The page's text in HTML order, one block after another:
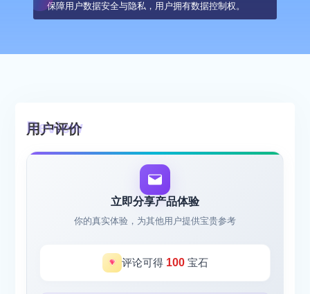
保障用户数据安全与隐私，用户拥有数据控制权。
用户评价
立即分享产品体验
你的真实体验，为其他用户提供宝贵参考
评论可得 100宝石